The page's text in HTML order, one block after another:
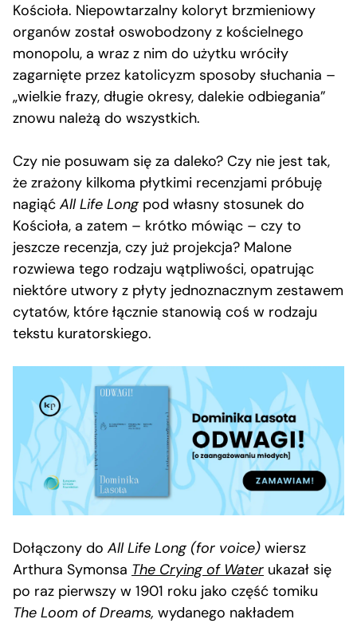
Kościoła. Niepowtarzalny koloryt brzmieniowy
organów został oswobodzony z kościelnego
monopolu, a wraz z nim do użytku wróciły
zagarnięte przez katolicyzm sposoby słuchania –
„wielkie frazy, długie okresy, dalekie odbiegania”
znowu należą do wszystkich.
Czy nie posuwam się za daleko? Czy nie jest tak,
że zrażony kilkoma płytkimi recenzjami próbuję
nagiąć All Life Long pod własny stosunek do
Kościoła, a zatem – krótko mówiąc – czy to
jeszcze recenzja, czy już projekcja? Malone
rozwiewa tego rodzaju wątpliwości, opatrując
niektóre utwory z płyty jednoznacznym zestawem
cytatów, które łącznie stanowią coś w rodzaju
tekstu kuratorskiego.
Dołączony do All Life Long (for voice) wiersz
Arthura Symonsa The Crying of Water ukazał się
po raz pierwszy w 1901 roku jako część tomiku
The Loom of Dreams, wydanego nakładem